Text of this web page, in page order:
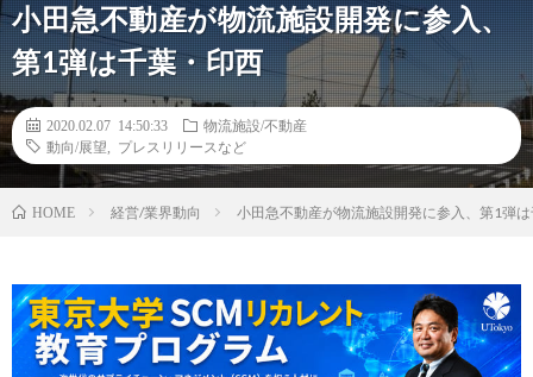
小田急不動産が物流施設開発に参入、
第1弾は千葉・印西
2020.02.07 14:50:33
物流施設/不動産
動向/展望
プレスリリースなど
HOME 経営/業界動向 小田急不動産が物流施設開発に参入、第1弾